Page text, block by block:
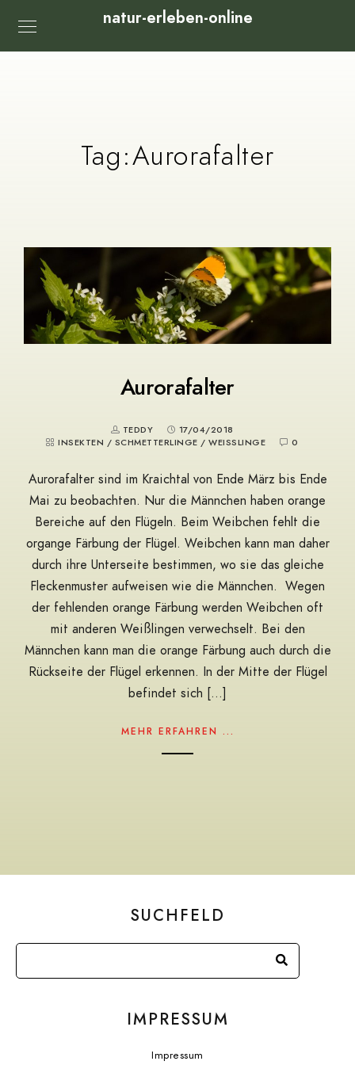
natur-erleben-online
Tag:Aurorafalter
Aurorafalter
TEDDY
17/04/2018
INSEKTEN / SCHMETTERLINGE / WEISSLINGE 0
Aurorafalter sind im Kraichtal von Ende März bis Ende
Mai zu beobachten. Nur die Männchen haben orange
Bereiche auf den Flügeln. Beim Weibchen fehlt die
organge Färbung der Flügel. Weibchen kann man daher
durch ihre Unterseite bestimmen, wo sie das gleiche
Fleckenmuster aufweisen wie die Männchen. Wegen
der fehlenden orange Färbung werden Weibchen oft
mit anderen Weißlingen verwechselt. Bei den
Männchen kann man die orange Färbung auch durch die
Rückseite der Flügel erkennen. In der Mitte der Flügel
befindet sich […]
MEHR ERFAHREN ...
SUCHFELD
IMPRESSUM
Impressum